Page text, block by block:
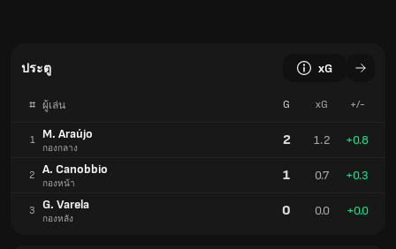
ประตู xG
# ผู้เล่น G xG +/-
1 M. Araújo
กองกลาง 2 1.2 +0.8
2 A. Canobbio
กองหน้า 1 0.7 +0.3
3 G. Varela
กองหลัง 0 0.0 +0.0